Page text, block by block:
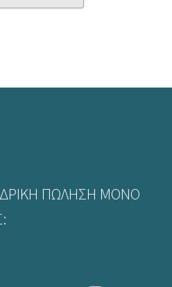
ΠΩΛΗΣΗ ΜΟΝΟ